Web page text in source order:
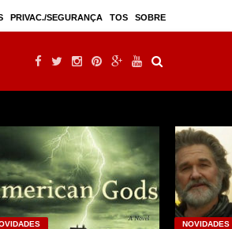
live-action seguindo sucesso d ...
PRIVAC./SEGURANÇA TOS SOBRE
NOVIDADES